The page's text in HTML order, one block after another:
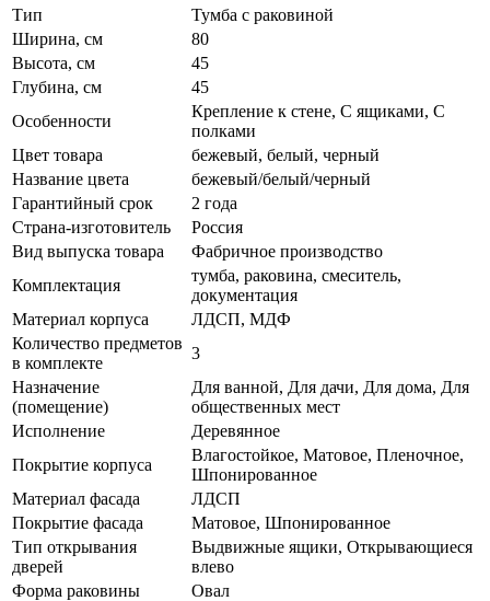
Тип
Тумба с раковиной
Ширина, см
80
Высота, см
45
Глубина, см
45
Особенности
Крепление к стене, С ящиками, С
полками
Цвет товара
бежевый, белый, черный
Название цвета
бежевый/белый/черный
Гарантийный срок
2 года
Страна-изготовитель
Россия
Вид выпуска товара
Фабричное производство
Комплектация
тумба, раковина, смеситель,
документация
Материал корпуса
ЛДСП, МДФ
Количество предметов
в комплекте
3
Назначение
(помещение)
Для ванной, Для дачи, Для дома, Для
общественных мест
Исполнение
Деревянное
Покрытие корпуса
Влагостойкое, Матовое, Пленочное,
Шпонированное
Материал фасада
ЛДСП
Покрытие фасада
Матовое, Шпонированное
Тип открывания
дверей
Выдвижные ящики, Открывающиеся
влево
Форма раковины
Овал